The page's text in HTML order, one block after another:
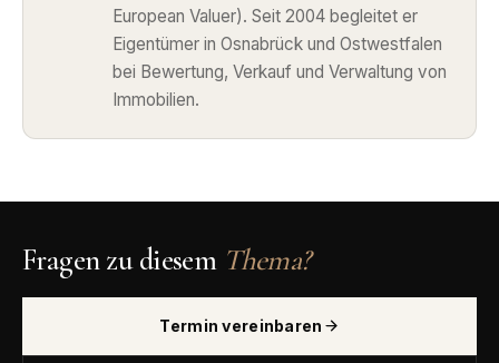
European Valuer). Seit 2004 begleitet er
Eigentümer in Osnabrück und Ostwestfalen
bei Bewertung, Verkauf und Verwaltung von
Immobilien.
Fragen zu diesem Thema?
Termin vereinbaren